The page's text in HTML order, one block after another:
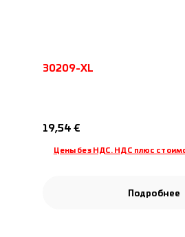
30209-XL
Обычная цена:
19,54 €
Цены без НДС. НДС плюс
Подробнее